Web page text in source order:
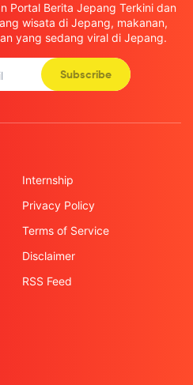
Portal Berita Jepang Terkini dan
wisata di Jepang, makanan,
yang sedang viral di Jepang.
Subscribe
Internship
Privacy Policy
Terms of Service
Disclaimer
RSS Feed